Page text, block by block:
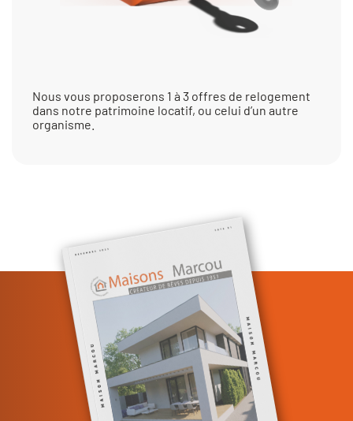
Nous vous proposerons 1 à 3 offres de relogement
dans notre patrimoine locatif, ou celui d’un autre
organisme.